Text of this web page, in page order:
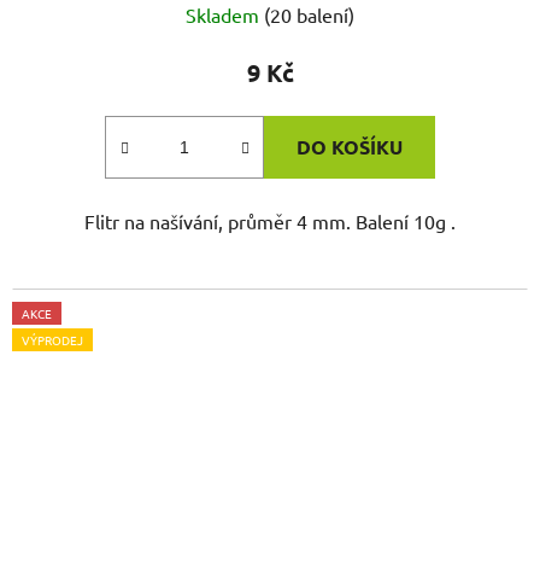
Skladem (20 balení)
9 Kč
DO KOŠÍKU
Flitr na našívání, průměr 4 mm. Balení 10g .
AKCE
VÝPRODEJ